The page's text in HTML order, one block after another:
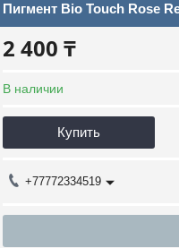
Пигмент Bio Touch Rose
2 400 ₸
В наличии
Купить
+77772334519